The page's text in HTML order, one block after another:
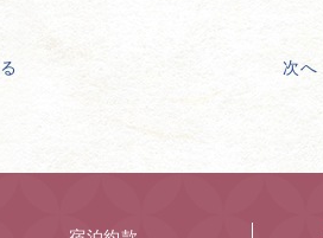
次へ